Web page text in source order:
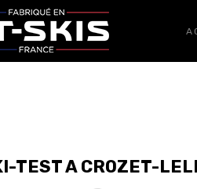
TEST A CROZET-